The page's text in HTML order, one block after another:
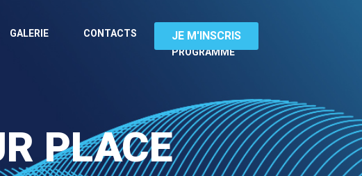
GALERIE CONTACTS
TÉLÉCHARGEZ
LE
PROGRAMME
JE M'INSCRIS
PLACE